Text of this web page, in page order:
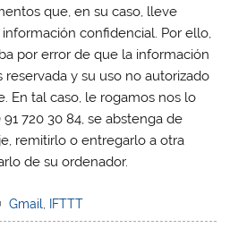
que, en su caso, lleve
confidencial. Por ello,
por error de que la información
y su uso no autorizado
En tal caso, le rogamos nos lo
720 30 84, se abstenga de
remitirlo o entregarlo a otra
de su ordenador.
Gmail, IFTTT